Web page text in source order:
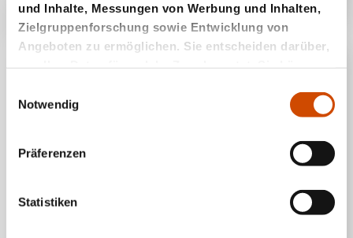
und Inhalte, Messungen von Werbung und Inhalten,
Zielgruppenforschung sowie Entwicklung von
Angeboten zu ermöglichen. Sie entscheiden darüber,
oder durch Klicken auf das Privacy Trigger Symbol
Wenn Sie es erlauben, würden wir auch gerne:
erfassen, welche bis auf einige Meter genau sein
Notwendig
Präferenzen
Statistiken